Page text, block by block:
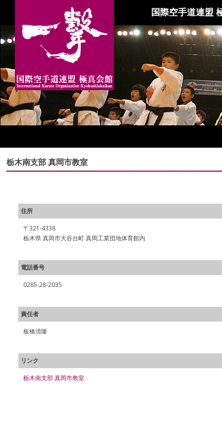
国際空手道連盟
栃木南支部 真岡市教室
住所
〒321-4338
栃木県 真岡市大谷台町 真岡工業団地体育館内
電話番号
0285-28-2035
責任者
板橋清隆
リンク
栃木南支部 真岡市教室